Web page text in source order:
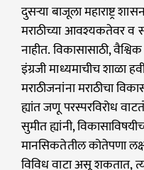
दुसऱ्या बाजूला महाराष्ट्र
मराठीच्या आवश्यकतेवर व
नाहीत. विकासासाठी,
इंग्रजी माध्यमाचीच शाळा
मराठीजनांना मराठीचा
ह्यांत जणू परस्परविरोध
सुमीत ह्यांनी,
मानसिकतेतील कोतेपणा
विविध वाटा असू शकतात,